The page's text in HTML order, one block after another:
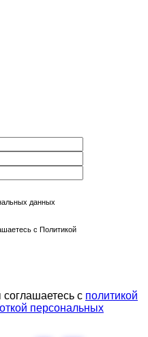
данных
с Политикой
с политикой
персональных